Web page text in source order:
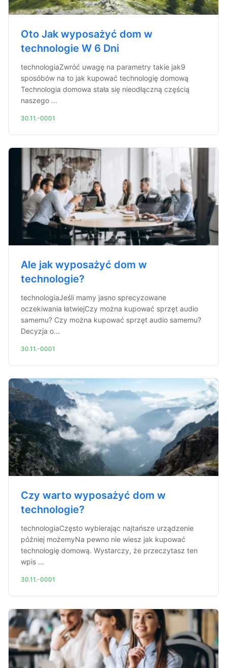
Oto Jak wyposażyć dom w
technologie W 6 Dni
technologiaZwróć uwagę na parametry takie jak9
sposóbów na to jak kupować technologię domową
Technologia domowa stała się nieodłączną częścią
naszego ...
30.11.-0001
Ale jak wyposażyć dom w
technologie?
technologiaJeśli mamy jasno sprecyzowane
oczekiwania łatwiejCzy można kupować sprzęt audio
samemu? Czy można kupować sprzęt audio samemu?
Decyzja o...
30.11.-0001
Czy warto wyposażyć dom w
technologie?
technologiaCzęsto wybierając najtańsze urządzenie
później możemyNa pewno nie wiesz jak kupować
technologię domową. Wystarczy, że przeczytasz ten
wpis ...
30.11.-0001